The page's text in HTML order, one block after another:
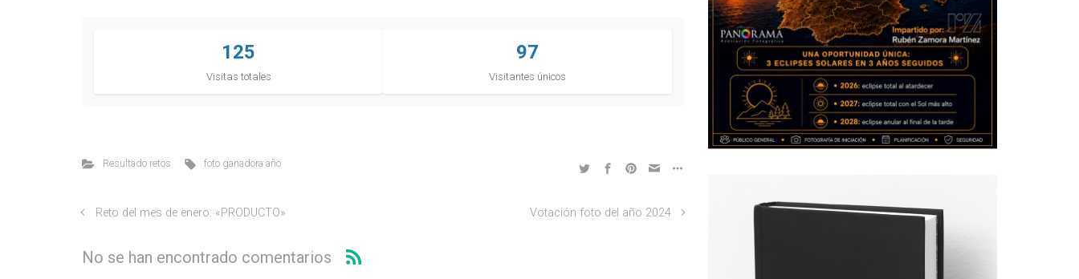
125
Visitas totales
97
Visitantes únicos
Resultado retos foto ganadora año
Reto del mes de enero: «PRODUCTO» Votación foto del año 2024
No se han encontrado comentarios